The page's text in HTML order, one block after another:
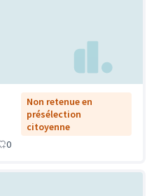
Non retenue en
présélection
citoyenne
0